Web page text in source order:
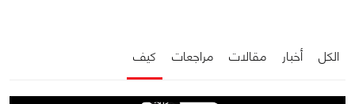
الكل أخبار مقالات مراجعات كيف